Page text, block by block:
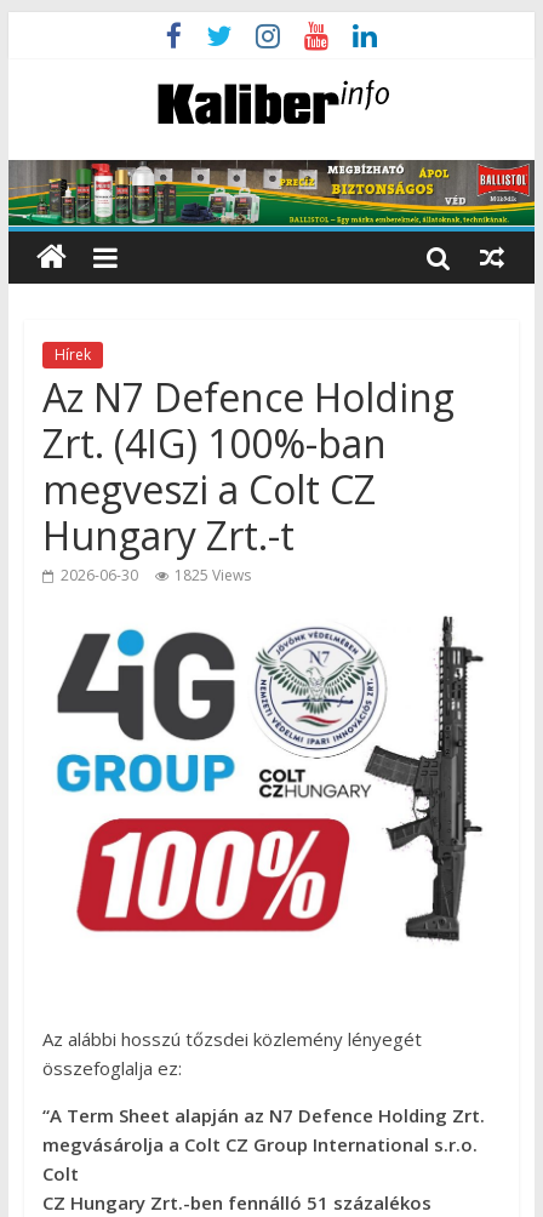
Hírek
Az N7 Defence Holding
Zrt. (4IG) 100%-ban
megveszi a Colt CZ
Hungary Zrt.-t
2026-06-30 1825 Views
Az alábbi hosszú tőzsdei közlemény lényegét
összefoglalja ez:
“A Term Sheet alapján az N7 Defence Holding Zrt.
megvásárolja a Colt CZ Group International s.r.o.
Colt
CZ Hungary Zrt.-ben fennálló 51 százalékos